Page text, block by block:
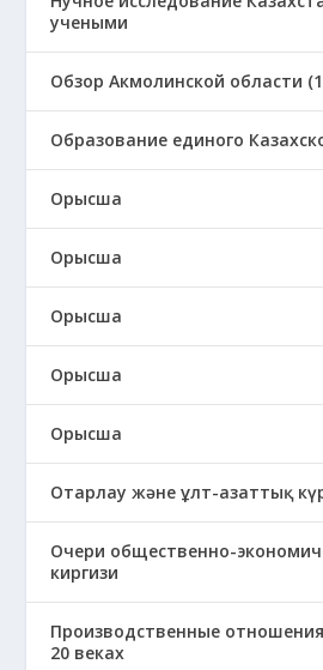
учеными
Обзор Акмолинской области
Образование единого
Орысша
Орысша
Орысша
Орысша
Орысша
Отарлау және ұлт-азаттық
Очери общественно-
киргизи
Производственные
20 веках